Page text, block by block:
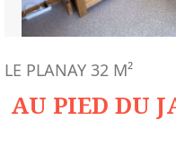
AU PIED DU
LE PLANAY 32 M²